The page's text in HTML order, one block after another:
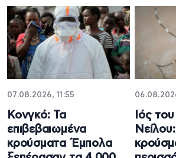
07.08.2026, 11:55
Κονγκό: Τα
επιβεβαιωμένα
κρούσματα Έμπολα
Ιός